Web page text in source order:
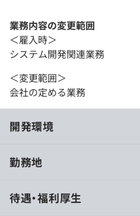
業務内容の変更範囲
＜雇入時＞
システム開発関連業務
＜変更範囲＞
会社の定める業務
開発環境
ていただくためにあえて社員
勤務地
待遇・福利厚生